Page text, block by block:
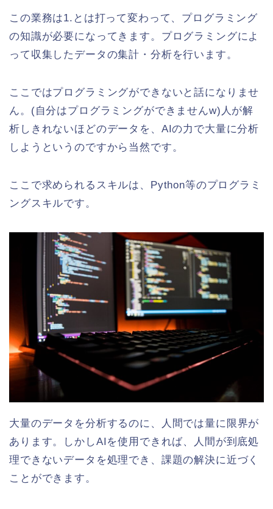
この業務は1.とは打って変わって、プログラミング
の知識が必要になってきます。プログラミングによ
って収集したデータの集計・分析を行います。
ここではプログラミングができないと話になりませ
ん。(自分はプログラミングができませんw)人が解
析しきれないほどのデータを、AIの力で大量に分析
しようというのですから当然です。
ここで求められるスキルは、 Python等のプログラミ
ングスキルです。
大量のデータを分析するのに、人間では量に限界が
あります。しかしAIを使用できれば、人間が到底処
理できないデータを処理でき、課題の解決に近づく
ことができます。